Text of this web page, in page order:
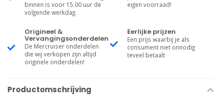
binnen is voor 15.00 uur de
volgende werkdag.
eigen voorraad!
Origineel &
Vervangingsonderdelen
De Mercruiser onderdelen
die wij verkopen zijn altijd
originele onderdelen!
Eerlijke prijzen
Een prijs waarbij je als
consument niet onnodig
teveel betaalt
Productomschrijving